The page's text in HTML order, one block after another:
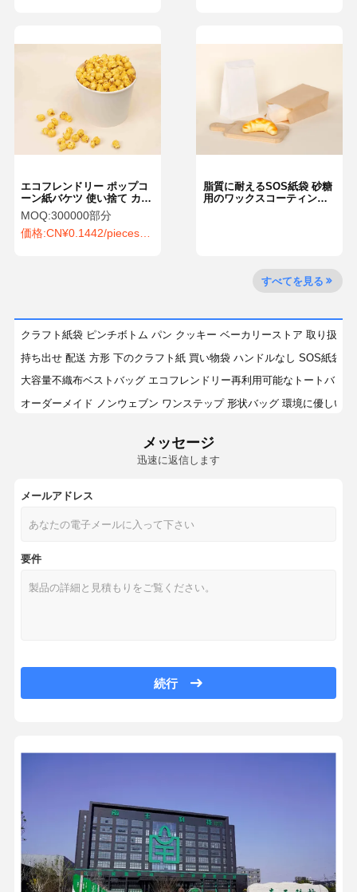
家へ VRショー
わたしたち
に つい て
工場 ツアー 品質管理
事件
引金 を 求め
sosの紙袋
J 切断紙袋
電子商取引のバッグ
紙バッグ フラットハンドル
脂質に耐えるSOS紙袋 砂糖
用のワックスコーティング
エコフレンドリー ポップコ
ーン紙バケツ 使い捨て カス
タム フライドチキン紙バケ
ツ
MOQ:300000部分
価格:CN¥0.1442/pieces 300000-499999 pieces
すべてを見る
クラフト紙袋 ピンチボトム パン クッキー ベーカリーストア 取り扱い
持ち出せ 配送 方形 下のクラフト紙 買い物袋 ハンドルなし SOS紙袋
大容量不織布ベストバッグ エコフレンドリー再利用可能なトートバッ
オーダーメイド ノンウェブン ワンステップ 形状バッグ 環境に優しい
スクウェア・ボトム・クラフト・ペーパー・ショッピング・バッグ
衣料品ショッピング用カスタムハンドメイドクラフト紙袋、小売包装
リサイクル可能な小さなピンチボトム紙袋 ベーキングバッグ クッキ
Wholesale Recyclable Kraft Paper Bags Customized Logo
Eco-friendly Flat Handle Gift Paper Bag With Custom Logo Printing
ユーロ準拠 耐油性 ピンボトム 紙袋 カスタムロゴ ベーカリー 食品グレ
卸売 エコフレンドリー ノンウェブネス バッグ 再利用可能 食料品 ス
メッセージ
迅速に返信します
メールアドレス
要件
続行